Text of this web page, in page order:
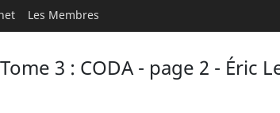
Les Membres
3 : CODA - page 2 - Éric